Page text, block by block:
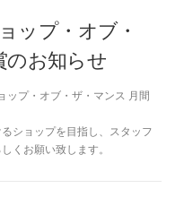
ップ・オブ・
のお知らせ
ップ・オブ・ザ・マンス 月間
ショップを目指し、スタッフ
くお願い致します。